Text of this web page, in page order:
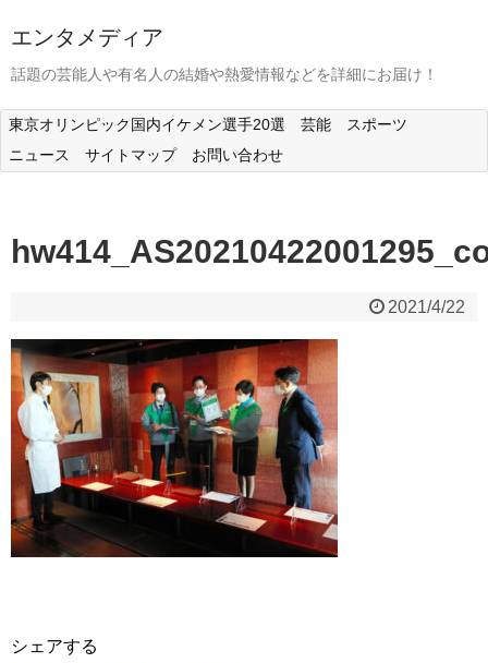
エンタメディア
話題の芸能人や有名人の結婚や熱愛情報などを詳細にお届け！
東京オリンピック国内イケメン選手20選 芸能
スポーツ
ニュース
サイトマップ お問い合わせ
2021/4/22
シェアする